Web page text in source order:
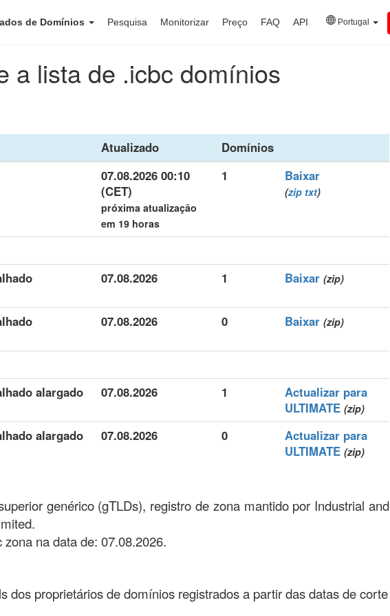
de Domínios Pesquisa Monitorizar Preço FAQ API Portugal
a lista de .icbc domínios
Atualizado
Domínios
07.08.2026 00:10
(CET)
próxima atualização
em 19 horas
1 Baixar
(zip txt)
07.08.2026 1 Baixar (zip)
07.08.2026 0 Baixar (zip)
alargado
07.08.2026 1
Actualizar para
ULTIMATE (zip)
alargado
07.08.2026 0
Actualizar para
ULTIMATE (zip)
genérico (gTLDs), registro de zona mantido por Industrial and
na data de: 07.08.2026.
dos proprietários de domínios registrados a partir das datas de corte